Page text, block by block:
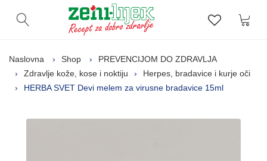
Otvori pretragu Lista
Naslovna Shop
PREVENCIJOM DO ZDRAVLJA
Zdravlje kože, kose i noktiju
Herpes, bradavice i kurje oči
HERBA SVET Devi melem za virusne bradavice 15ml